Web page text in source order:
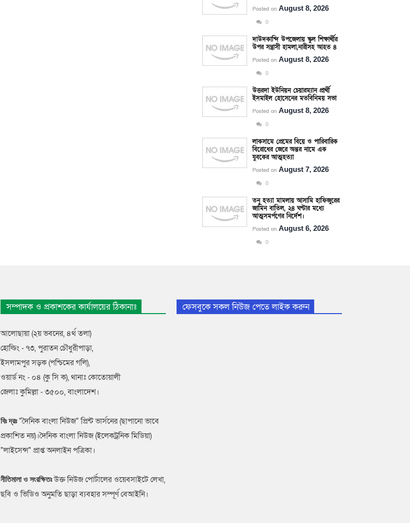
Posted onAugust 8, 2026
0
দাউদকান্দি উপজেলায় স্কুল শিক্ষার্থীর
উপর সন্ত্রাসী হামলা,নারীসহ আহত ৪
Posted onAugust 8, 2026
0
উত্তরদা ইউনিয়ন চেয়ারম্যান প্রার্থী
ইসমাইল হোসেনের মতবিনিময় সভা
Posted onAugust 8, 2026
0
লাকসামে প্রেমের বিয়ে ও পারিবারিক
বিরোধের জেরে অন্তর নামে এক
যুবকের আত্মহত্যা
Posted onAugust 7, 2026
0
তনু হত্যা মামলায় আসামি হাফিজুরের
জামিন বাতিল, ২৪ ঘণ্টার মধ্যে
আত্মসমর্পণের নির্দেশ।
Posted onAugust 6, 2026
0
সম্পাদক ও প্রকাশকের কার্যালয়ের ঠিকানাঃ
আলোছায়া (২য় ভবনের, ৪র্থ তলা)
হোল্ডিং - ৭৩, পুরাতন চৌধুরীপাড়া,
ইসলামপুর সড়ক (পশ্চিমের গলি),
ওয়ার্ড নং - ০৪ (কু সি ক), থানাঃ কোতোয়ালী
জেলাঃ কুমিল্লা - ৩৫০০, বাংলাদেশ।
বিঃ দ্রঃ"দৈনিক বাংলা নিউজ" প্রিন্ট ভার্সনের (ছাপানো ভাবে
প্রকাশিত নয়)।দৈনিক বাংলা নিউজ (ইলেকট্রনিক মিডিয়া)
"লাইসেন্স" প্রাপ্ত অনলাইন পত্রিকা।
নীতিমালা ও সংরক্ষিতঃউক্ত নিউজ পোর্টালের ওয়েবসাইটে লেখা,
ছবি ও ভিডিও অনুমতি ছাড়া ব্যবহার সম্পূর্ণ বেআইনি।
ফেসবুকে সকল নিউজ পেতে লাইক করুন